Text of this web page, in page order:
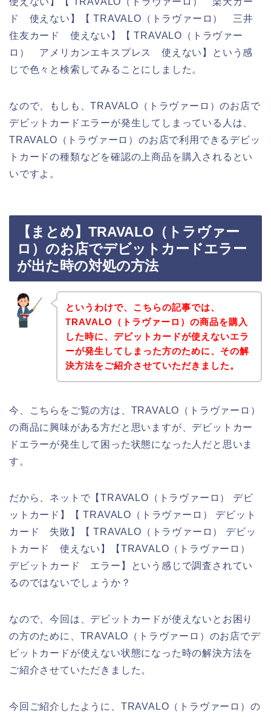
ド 使えない】【 TRAVALO（トラヴァーロ） 三井
住友カード 使えない】【 TRAVALO（トラヴァー
ロ） アメリカンエキスプレス 使えない】という感
じで色々と検索してみることにしました。
なので、もしも、TRAVALO（トラヴァーロ）のお店で
デビットカードエラーが発生してしまっている人は、
TRAVALO（トラヴァーロ）のお店で利用できるデビッ
トカードの種類などを確認の上商品を購入されるとい
いですよ。
【まとめ】TRAVALO（トラヴァー
ロ）のお店でデビットカードエラー
が出た時の対処の方法
というわけで、こちらの記事では、
TRAVALO（トラヴァーロ）の商品を購入
した時に、デビットカードが使えないエラ
ーが発生してしまった方のために、その解
決方法をご紹介させていただきました。
今、こちらをご覧の方は、TRAVALO（トラヴァーロ）
の商品に興味がある方だと思いますが、デビットカー
ドエラーが発生して困った状態になった人だと思いま
す。
だから、ネットで【TRAVALO（トラヴァーロ） デビ
ットカード】【 TRAVALO（トラヴァーロ） デビット
カード 失敗】【 TRAVALO（トラヴァーロ） デビッ
トカード 使えない】【TRAVALO（トラヴァーロ）
デビットカード エラー】という感じで調査されてい
るのではないでしょうか？
なので、今回は、デビットカードが使えないとお困り
の方のために、TRAVALO（トラヴァーロ）のお店でデ
ビットカードが使えない状態になった時の解決方法を
ご紹介させていただきました。
今回ご紹介したように、TRAVALO（トラヴァーロ）の